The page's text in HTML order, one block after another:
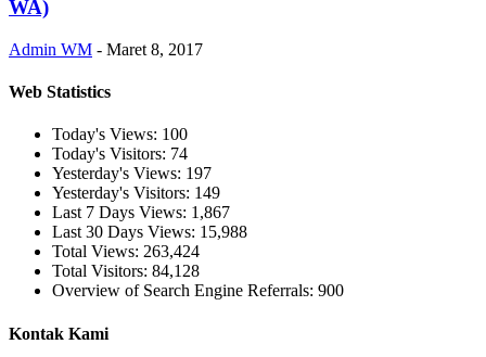
WA)
Admin WM - Maret 8, 2017
Web Statistics
Today's Views: 100
Today's Visitors: 74
Yesterday's Views: 197
Yesterday's Visitors: 149
Last 7 Days Views: 1,867
Last 30 Days Views: 15,988
Total Views: 263,424
Total Visitors: 84,128
Overview of Search Engine Referrals: 900
Kontak Kami